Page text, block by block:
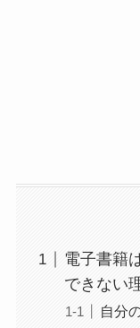
電子書籍
できない
自分